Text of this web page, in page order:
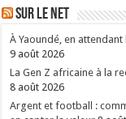
Sur le Net
À Yaoundé, en
9 août 2026
La Gen Z africaine à la
8 août 2026
Argent et football :